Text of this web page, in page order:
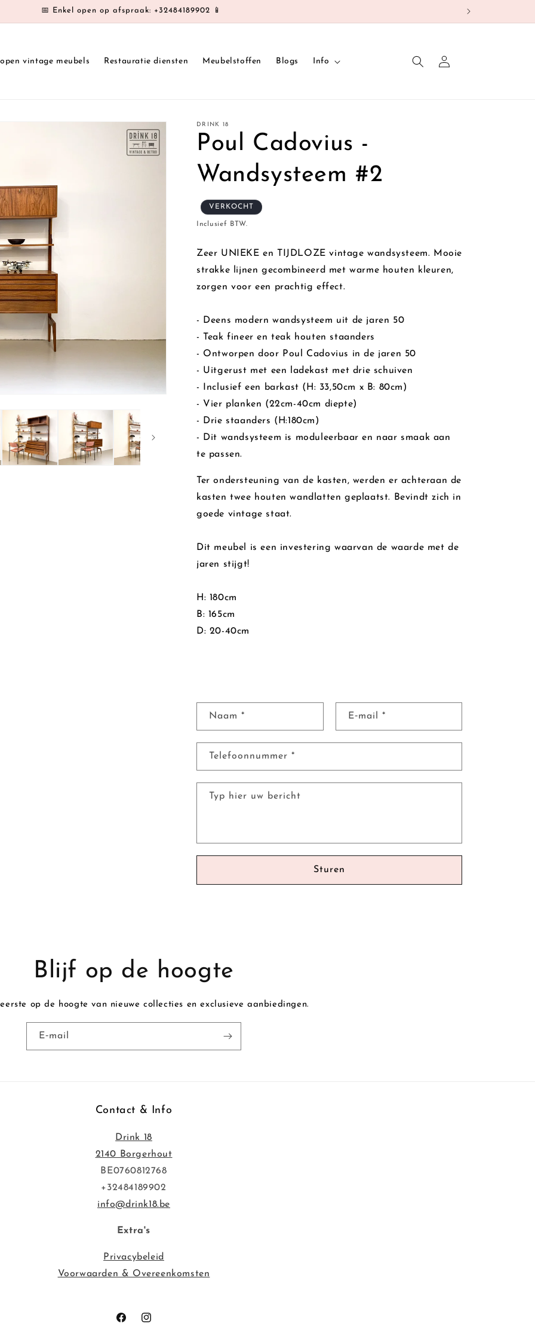
📅 Enkel open op afspraak: +32484189902 📱
vintage meubels Restauratie diensten Meubelstoffen Blogs Info Inloggen
DRINK 18
Poul Cadovius -
Wandsysteem #2
VERKOCHT
Inclusief BTW.
Zeer UNIEKE en TIJDLOZE vintage wandsysteem. Mooie
strakke lijnen gecombineerd met warme houten kleuren,
zorgen voor een prachtig effect.
- Deens modern wandsysteem uit de jaren 50
- Teak fineer en teak houten staanders
- Ontworpen door Poul Cadovius in de jaren 50
- Uitgerust met een ladekast met drie schuiven
- Inclusief een barkast (H: 33,50cm x B: 80cm)
- Vier planken (22cm-40cm diepte)
- Drie staanders (H:180cm)
- Dit wandsysteem is moduleerbaar en naar smaak aan
te passen.
Ter ondersteuning van de kasten, werden er achteraan de
kasten twee houten wandlatten geplaatst. Bevindt zich in
goede vintage staat.
Dit meubel is een investering waarvan de waarde met de
jaren stijgt!
H: 180cm
B: 165cm
D: 20-40cm
o
n
t
a
f
o
e
Naam * E‑mail *
Telefoonnummer *
Typ hier uw bericht
Sturen
Blijf op de hoogte
op de hoogte van nieuwe collecties en exclusieve aanbiedingen.
E‑mail
Contact & Info
Drink 18
2140 Borgerhout
BE0760812768
+32484189902
info@drink18.be
Extra's
Privacybeleid
Voorwaarden & Overeenkomsten
FacebookInstagram